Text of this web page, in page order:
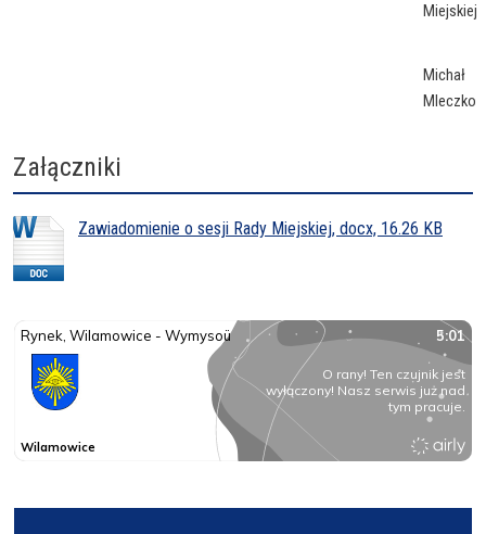
Miejskiej
Michał
Mleczko
Załączniki
Zawiadomienie o sesji Rady Miejskiej, docx, 16.26 KB